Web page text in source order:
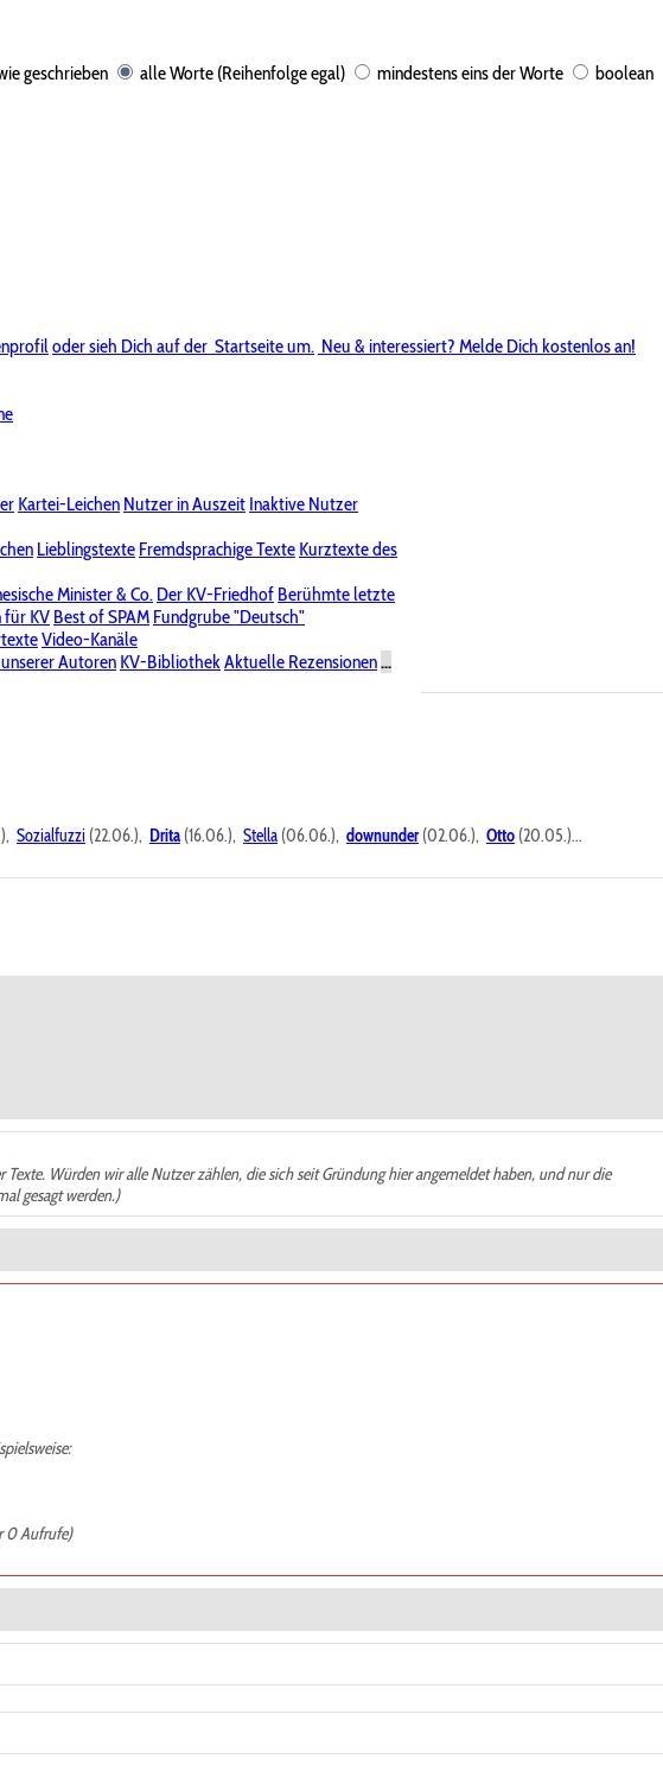
geschrieben alle Worte (Reihenfolge egal) mindestens eins der Worte boolean
oder sieh Dich auf der Startseite um. Neu & interessiert? Melde Dich kostenlos an!
Kartei-Leichen Nutzer in Auszeit Inaktive Nutzer
Lieblingstexte Fremdsprachige Texte Kurztexte des
Minister & Co. Der KV-Friedhof Berühmte letzte
für KV Best of SPAM Fundgrube "Deutsch"
Video-Kanäle
Autoren KV-BibliothekAktuelle Rezensionen...
vergessen?
Sozialfuzzi (22.06.), Drita (16.06.), Stella (06.06.), downunder(02.06.), Otto (20.05.)...
Würden wir alle Nutzer zählen, die sich seit Gründung hier angemeldet haben, und nur die
gesagt werden.)
0 Aufrufe)